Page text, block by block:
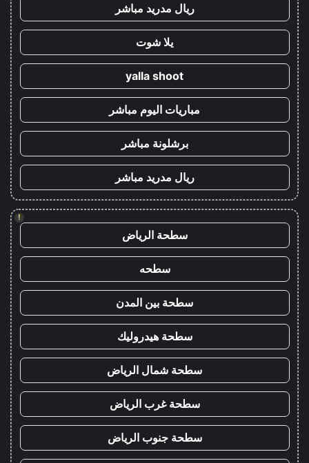
ريال مدريد مباشر
يلا شوت
yalla shoot
مباريات اليوم مباشر
برشلونة مباشر
ريال مدريد مباشر
!
سطحة الرياض
سطحه
سطحة بين المدن
سطحة هيدروليك
سطحة شمال الرياض
سطحة غرب الرياض
سطحة جنوب الرياض